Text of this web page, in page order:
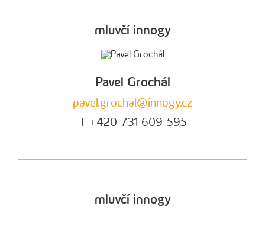
mluvčí innogy
Pavel Grochál
pavel.grochal@innogy.cz
T +420 731 609 595
mluvčí innogy